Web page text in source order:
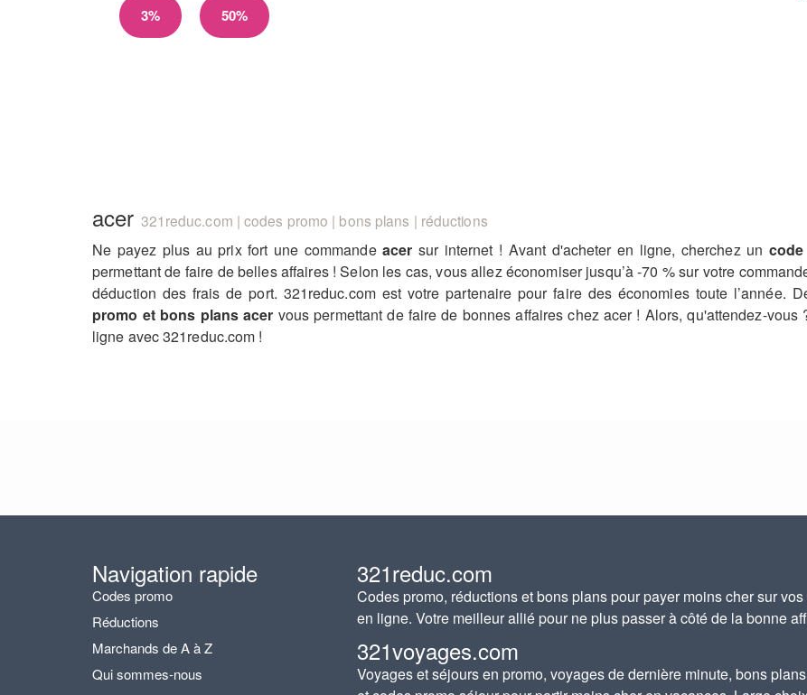
3% 50%
acer 321reduc.com | codes promo | bons plans | réductions
Ne payez plus au prix fort une commandeacer sur internet ! Avant d'acheter en ligne, cherchez un
permettant de faire de belles affaires ! Selon les cas, vous allez économiser jusqu’à -70 % sur votre
déduction des frais de port. 321reduc.com est votre partenaire pour faire des économies toute l’année.
promo et bons plans acer vous permettant de faire de bonnes affaires chez acer ! Alors, qu'attendez-
ligne avec 321reduc.com !
Navigation rapide
Codes promo
Réductions
Marchands de A à Z
Qui sommes-nous
321reduc.com
Codes promo, réductions et bons plans pour payer moins cher sur
en ligne. Votre meilleur allié pour ne plus passer à côté de la bonne
321voyages.com
Voyages et séjours en promo, voyages de dernière minute, bons